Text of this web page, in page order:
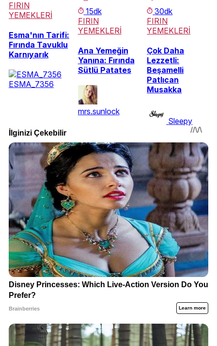
FIRIN
YEMEKLERİ
Esma'nın Tarifi:
Fırında Tavuklu
Karnıyarık
ESMA_7356
15dk
FIRIN
YEMEKLERİ
Ana Yemeğin
Yanına: Fırında
Sütlü Patates
mrs.sunlock
30dk
FIRIN
YEMEKLERİ
Çok Daha
Lezzetli:
Beşamelli
Patlıcan
Musakka
Sleepy